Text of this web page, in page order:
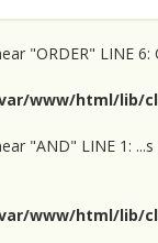
"ORDER" LINE 6:
www/html/lib/
"AND" LINE 1:
www/html/lib/